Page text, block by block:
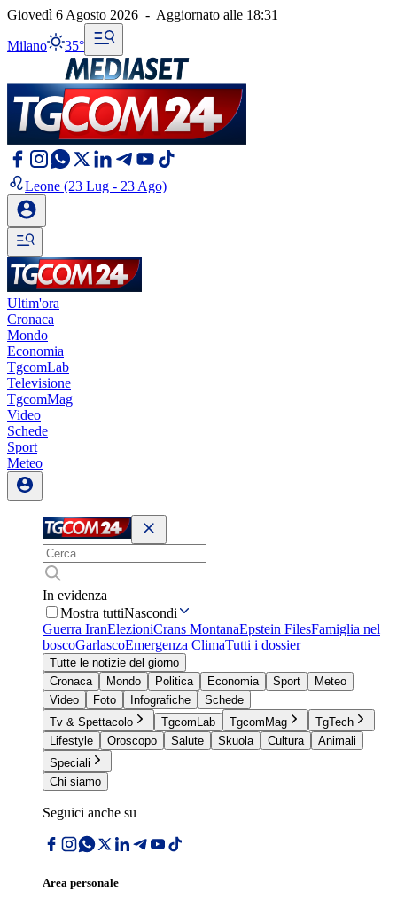
Giovedì 6 Agosto 2026 - Aggiornato alle 18:31
Milano 35°
Leone (23 Lug - 23 Ago)
Ultim'ora
Cronaca
Mondo
Economia
TgcomLab
Televisione
TgcomMag
Video
Schede
Sport
Meteo
In evidenza
Mostra tuttiNascondi
Guerra IranElezioniCrans MontanaEpstein FilesFamiglia nel
boscoGarlascoEmergenza ClimaTutti i dossier
Tutte le notizie del giorno
Cronaca
Mondo Politica Economia Sport
Meteo
Video
Foto Infografiche
Schede
Tv & Spettacolo
TgcomLab TgcomMag
TgTech
Lifestyle
Oroscopo Salute Skuola Cultura
Animali
Speciali
Chi siamo
Seguici anche su
Area personale